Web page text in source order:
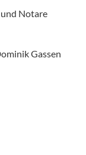
Notare
Gassen